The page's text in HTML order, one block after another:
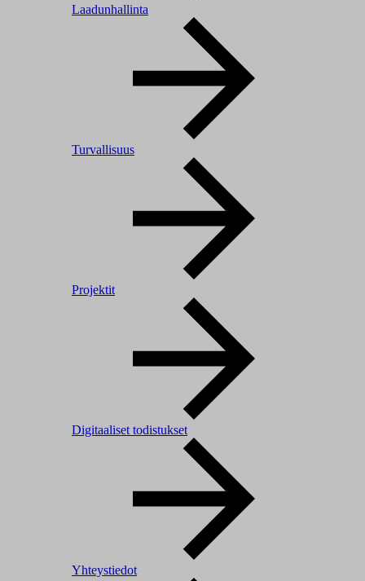
Laadunhallinta
Turvallisuus
Projektit
Digitaaliset todistukset
Yhteystiedot